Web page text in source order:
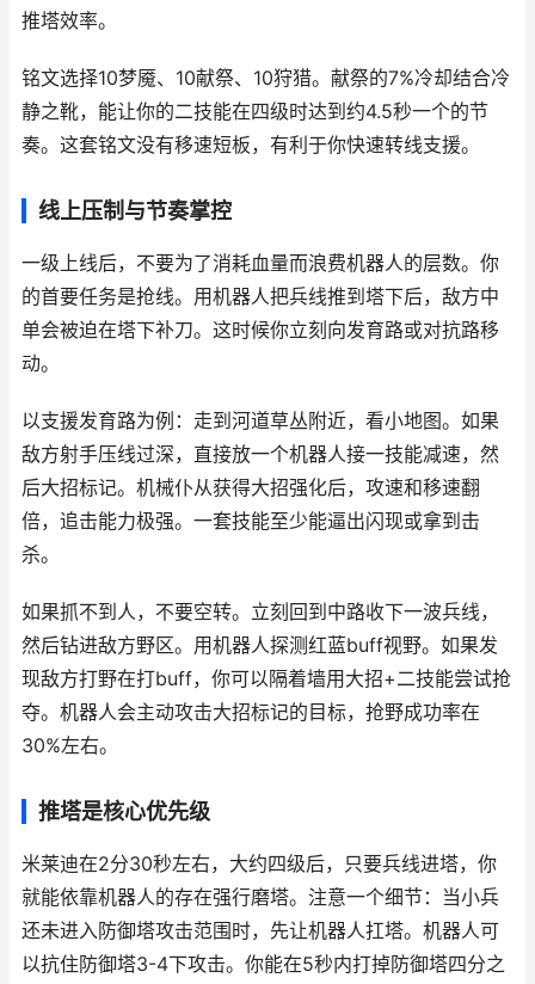
推塔效率。
铭文选择10梦魇、10献祭、10狩猎。献祭的7%冷却结合冷
静之靴，能让你的二技能在四级时达到约4.5秒一个的节
奏。这套铭文没有移速短板，有利于你快速转线支援。
线上压制与节奏掌控
一级上线后，不要为了消耗血量而浪费机器人的层数。你
的首要任务是抢线。用机器人把兵线推到塔下后，敌方中
单会被迫在塔下补刀。这时候你立刻向发育路或对抗路移
动。
以支援发育路为例：走到河道草丛附近，看小地图。如果
敌方射手压线过深，直接放一个机器人接一技能减速，然
后大招标记。机械仆从获得大招强化后，攻速和移速翻
倍，追击能力极强。一套技能至少能逼出闪现或拿到击
杀。
如果抓不到人，不要空转。立刻回到中路收下一波兵线，
然后钻进敌方野区。用机器人探测红蓝buff视野。如果发
现敌方打野在打buff，你可以隔着墙用大招+二技能尝试抢
夺。机器人会主动攻击大招标记的目标，抢野成功率在
30%左右。
推塔是核心优先级
米莱迪在2分30秒左右，大约四级后，只要兵线进塔，你
就能依靠机器人的存在强行磨塔。注意一个细节：当小兵
还未进入防御塔攻击范围时，先让机器人扛塔。机器人可
以抗住防御塔3-4下攻击。你能在5秒内打掉防御塔四分之